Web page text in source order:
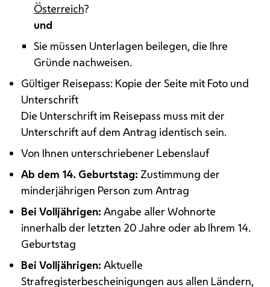
Österreich?
und
Sie müssen Unterlagen beilegen, die Ihre
Gründe nachweisen.
Gültiger Reisepass: Kopie der Seite mit Foto und
Unterschrift
Die Unterschrift im Reisepass muss mit der
Unterschrift auf dem Antrag identisch sein.
Von Ihnen unterschriebener Lebenslauf
Ab dem 14. Geburtstag: Zustimmung der
minderjährigen Person zum Antrag
Bei Volljährigen: Angabe aller Wohnorte
innerhalb der letzten 20 Jahre oder ab Ihrem 14.
Geburtstag
Bei Volljährigen: Aktuelle
Strafregisterbescheinigungen aus allen Ländern,